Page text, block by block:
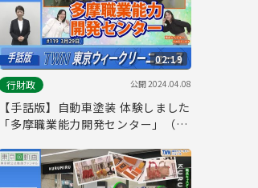
02:19
行財政
公開2024.04.08
【手話版】自動車塗装 体験しました
「多摩職業能力開発センター」（令
ュース No.119）